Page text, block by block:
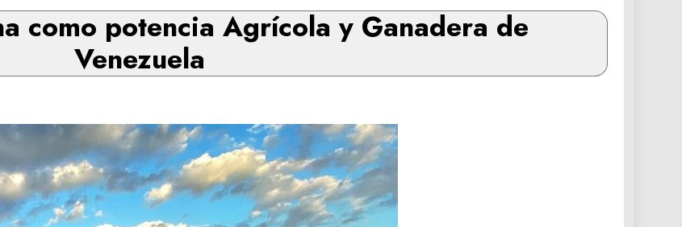
como potencia Agrícola y Ganadera de
Venezuela